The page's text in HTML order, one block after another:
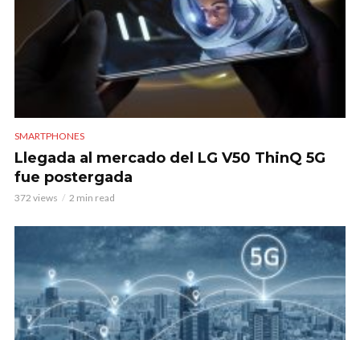
SMARTPHONES
Llegada al mercado del LG V50 ThinQ 5G
fue postergada
372 views 2 min read